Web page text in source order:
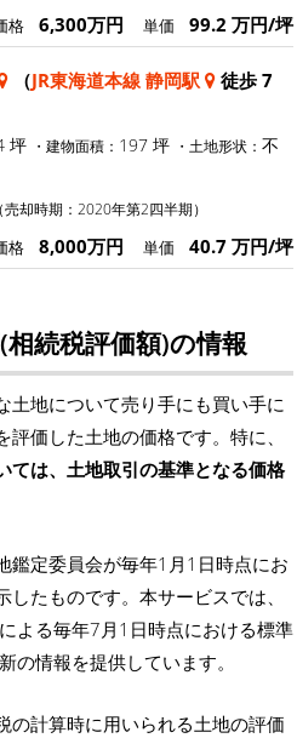
格 6,300万円 単価 99.2 万円/坪
（JR東海道本線 静岡駅
徒歩 7
坪 ・建物面積： 197 坪 ・土地形状： 不
（売却時期：2020年第2四半期）
格 8,000万円 単価 40.7 万円/坪
続税評価額)の情報
土地について売り手にも買い手に
価した土地の価格です。特に、
ては、土地取引の基準となる価格
鑑定委員会が毎年1月1日時点にお
たものです。本サービスでは、
よる毎年7月1日時点における標準
の情報を提供しています。
の計算時に用いられる土地の評価